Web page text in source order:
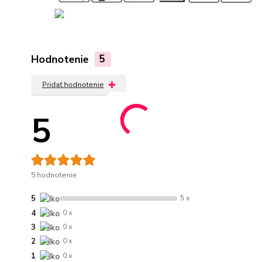
Hodnotenie 5
Pridať hodnotenie
5
5 hodnotenie
5 5 x
4 0 x
3 0 x
2 0 x
1 0 x